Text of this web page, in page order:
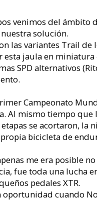
venimos del ámbito
solución.
las variantes Trail
esta jaula en
SPD alternativos
Campeonato
Al mismo tiempo
etapas se acortaron,
bicicleta de
me era posible
fue toda una lucha
pedales XTR.
cuando